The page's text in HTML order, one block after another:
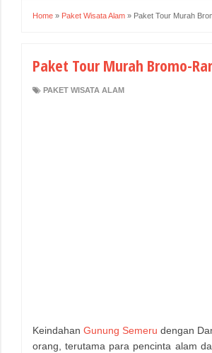
Home » Paket Wisata Alam » Paket Tour Murah
Paket Tour Murah Bromo-
PAKET WISATA ALAM
Keindahan Gunung Semeru dengan
orang, terutama para pencinta alam